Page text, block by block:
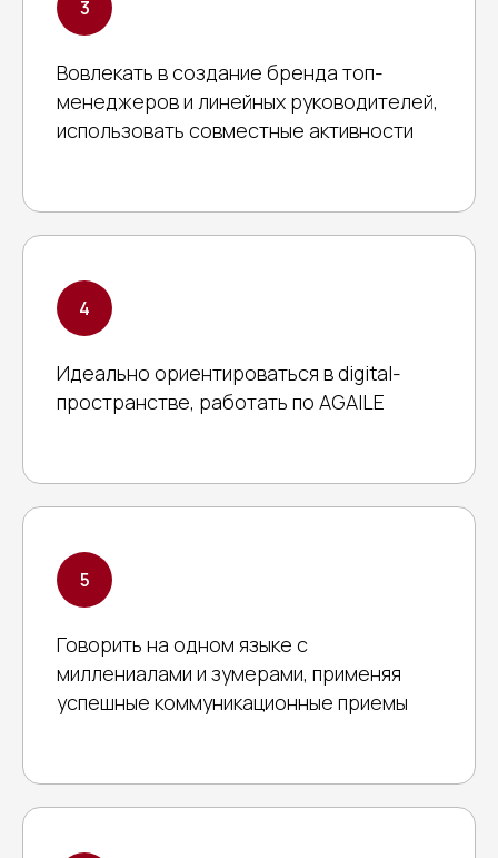
Вовлекать в создание бренда топ-
менеджеров и линейных руководителей,
использовать совместные активности
Идеально ориентироваться в digital-
пространстве, работать по AGAILE
Говорить на одном языке с
миллениалами и зумерами, применяя
успешные коммуникационные приемы